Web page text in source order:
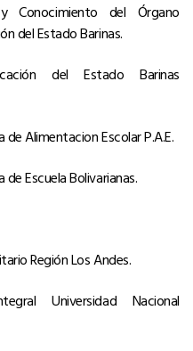
Conocimiento del Órgano
del Estado Barinas.
del Estado Barinas
Alimentacion Escolar P.A.E.
Escuela Bolivarianas.
Región Los Andes.
Universidad Nacional